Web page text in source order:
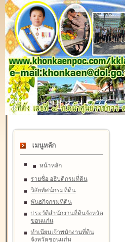
เมนูหลัก
หน้าหลัก
รายชื่อ อธิบดีกรมที่ดิน
วิสัยทัศน์กรมที่ดิน
พันธกิจกรมที่ดิน
ประวัติสำนักงานที่ดินจังหวัด
ขอนแก่น
ทำเนียบเจ้าพนักงานที่ดิน
จังหวัดขอนแก่น